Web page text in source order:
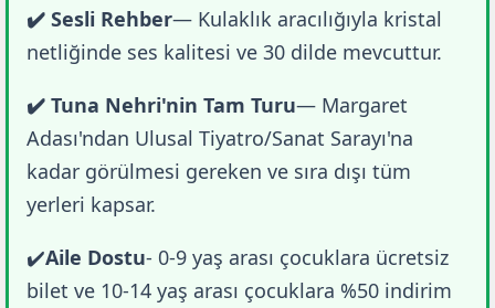
✔️ Sesli Rehber— Kulaklık aracılığıyla kristal
netliğinde ses kalitesi ve 30 dilde mevcuttur.
✔️ Tuna Nehri'nin Tam Turu— Margaret
Adası'ndan Ulusal Tiyatro/Sanat Sarayı'na
kadar görülmesi gereken ve sıra dışı tüm
yerleri kapsar.
✔️Aile Dostu- 0-9 yaş arası çocuklara ücretsiz
bilet ve 10-14 yaş arası çocuklara %50 indirim